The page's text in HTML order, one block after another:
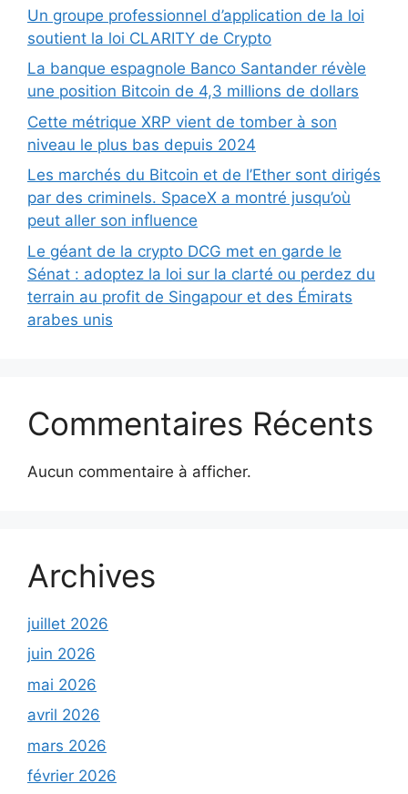
Un groupe professionnel d’application de la loi
soutient la loi CLARITY de Crypto
La banque espagnole Banco Santander révèle
une position Bitcoin de 4,3 millions de dollars
Cette métrique XRP vient de tomber à son
niveau le plus bas depuis 2024
Les marchés du Bitcoin et de l’Ether sont dirigés
par des criminels. SpaceX a montré jusqu’où
peut aller son influence
Le géant de la crypto DCG met en garde le
Sénat : adoptez la loi sur la clarté ou perdez du
terrain au profit de Singapour et des Émirats
arabes unis
Commentaires Récents
Aucun commentaire à afficher.
Archives
juillet 2026
juin 2026
mai 2026
avril 2026
mars 2026
février 2026